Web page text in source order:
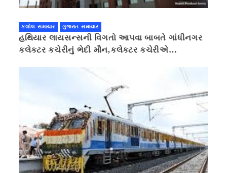
કલોલ સમાચાર ગુજરાત સમાચાર
હથિયાર લાયસન્સની વિગતો આપવા બાબતે ગાંધીનગર
કલેક્ટર કચેરીનું ભેદી મૌન,કલેક્ટર કચેરીએ